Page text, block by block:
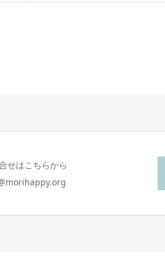
せはこちらから